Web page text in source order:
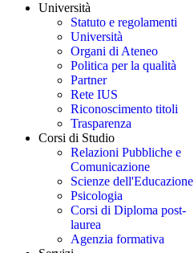
Università
Statuto e regolamenti
Università
Organi di Ateneo
Politica per la qualità
Partner
Rete IUS
Riconoscimento titoli
Trasparenza
Corsi di Studio
Relazioni Pubbliche e
Comunicazione
Scienze dell'Educazione
Psicologia
Corsi di Diploma post-
laurea
Agenzia formativa